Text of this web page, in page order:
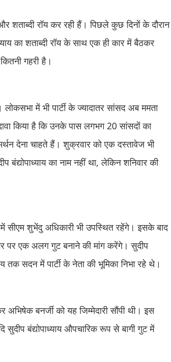
शताब्दी रॉय कर रही हैं। पिछले कुछ दिनों के दौरान
का शताब्दी रॉय के साथ एक ही कार में बैठकर
गहरी है।
लोकसभा में भी पार्टी के ज्यादातर सांसद अब ममता
किया है कि उनके पास लगभग 20 सांसदों का
देना चाहते हैं। शुक्रवार को एक दस्तावेज भी
का नाम नहीं था, लेकिन शनिवार की
सीएम शुभेंदु अधिकारी भी उपस्थित रहेंगे। इसके बाद
पर एक अलग गुट बनाने की मांग करेंगे। सुदीप
तक सदन में पार्टी के नेता की भूमिका निभा रहे थे।
अभिषेक बनर्जी को यह जिम्मेदारी सौंपी थी। इस
बंद्योपाध्याय औपचारिक रूप से बागी गुट में